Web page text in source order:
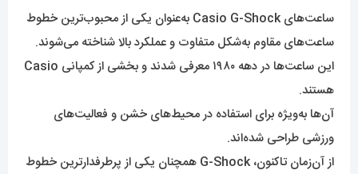
ساعت‌های Casio G-Shock به‌عنوان یکی از محبوب‌ترین خطوط
ساعت‌های مقاوم به‌شکل متفاوت و عملکرد بالا شناخته می‌شوند.
این ساعت‌ها در دهه ۱۹۸۰ معرفی شدند و بخشی از کمپانی Casio
هستند.
آن‌ها به‌ویژه برای استفاده در محیط‌های خشن و فعالیت‌های
ورزشی طراحی شده‌اند.
از آن‌زمان تاکنون، G-Shock همچنان یکی از پرطرفدارترین خطوط